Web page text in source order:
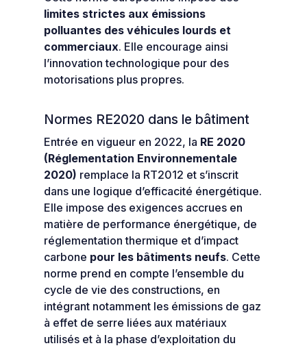
limites strictes aux émissions
polluantes des véhicules lourds et
commerciaux. Elle encourage ainsi
l’innovation technologique pour des
motorisations plus propres.
Normes RE2020 dans le bâtiment
Entrée en vigueur en 2022, la RE 2020
(Réglementation Environnementale
2020) remplace la RT2012 et s’inscrit
dans une logique d’efficacité énergétique.
Elle impose des exigences accrues en
matière de performance énergétique, de
réglementation thermique et d’impact
carbone pour les bâtiments neufs. Cette
norme prend en compte l’ensemble du
cycle de vie des constructions, en
intégrant notamment les émissions de gaz
à effet de serre liées aux matériaux
utilisés et à la phase d’exploitation du